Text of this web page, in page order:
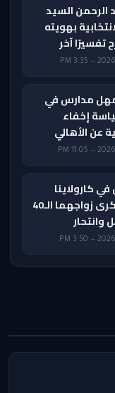
الرحمن السيد
بهويته
آخر
تمهل مدارس في
سياسة إخفاء
عن الأهالي
كارولاينا
الشمالية بعد يوم من ذكرى زواجهما الـ40
وانتحار